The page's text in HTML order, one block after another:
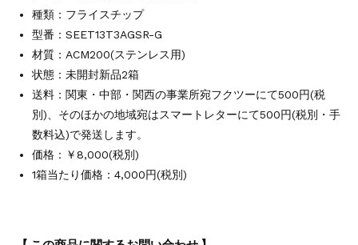
種類：フライスチップ
型番：SEET13T3AGSR-G
材質：ACM200(ステンレス用)
状態：未開封新品2箱
送料：関東・中部・関西の事業所宛フクツーにて500円(税
別)、そのほかの地域宛はスマートレターにて500円(税別・手
数料込)で発送します。
価格： ￥8,000(税別)
1箱当たり価格：4,000円(税別)